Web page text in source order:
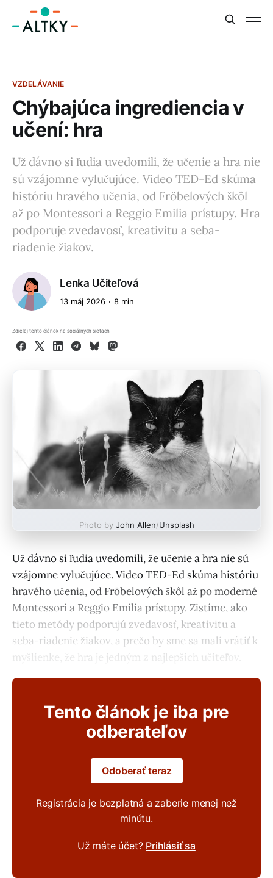
VZDELÁVANIE
Chýbajúca ingrediencia v
učení: hra
Už dávno si ľudia uvedomili, že učenie a hra nie
sú vzájomne vylučujúce. Video TED-Ed skúma
históriu hravého učenia, od Fröbelových škôl
až po Montessori a Reggio Emilia prístupy. Hra
podporuje zvedavosť, kreativitu a seba-
riadenie žiakov.
Lenka Učiteľová
13 máj 2026 8 min
Zdieľaj tento článok na sociálnych sieťach
Facebook
X LinkedInTelegram
BlueskyMastodon
Photo by John Allen/Unsplash
Už dávno si ľudia uvedomili, že učenie a hra nie sú
vzájomne vylučujúce. Video TED-Ed skúma históriu
hravého učenia, od Fröbelových škôl až po moderné
Montessori a Reggio Emilia prístupy. Zistíme, ako
tieto metódy podporujú zvedavosť, kreativitu a
seba-riadenie žiakov, a prečo by sme sa mali vrátiť k
myšlienke, že hra je jedným z najlepších učiteľov.
Tento článok je iba pre
odberateľov
Odoberať teraz
Registrácia je bezplatná a zaberie menej než
minútu.
Už máte účet? Prihlásiť sa